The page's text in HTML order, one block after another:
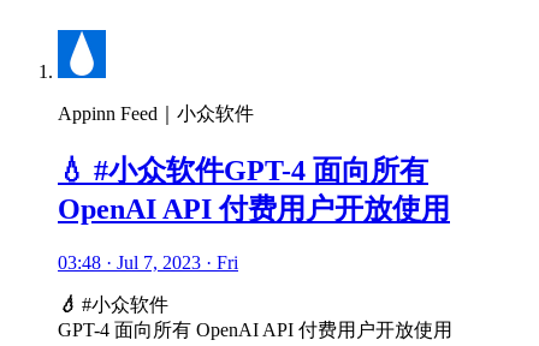
Appinn Feed｜小众软件
💧 #小众软件GPT-4 面向所有
OpenAI API 付费用户开放使用
03:48 · Jul 7, 2023 · Fri
💧 #小众软件
GPT-4 面向所有 OpenAI API 付费用户开放使用